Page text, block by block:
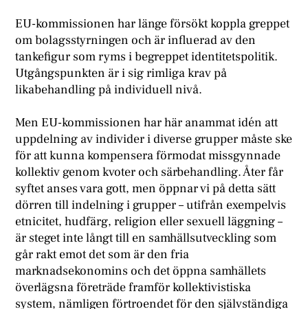
EU-kommissionen har länge försökt koppla greppet
om bolagsstyrningen och är influerad av den
tankefigur som ryms i begreppet identitetspolitik.
Utgångspunkten är i sig rimliga krav på
likabehandling på individuell nivå.
Men EU-kommissionen har här anammat idén att
uppdelning av individer i diverse grupper måste ske
för att kunna kompensera förmodat missgynnade
kollektiv genom kvoter och särbehandling. Åter får
syftet anses vara gott, men öppnar vi på detta sätt
dörren till indelning i grupper – utifrån exempelvis
etnicitet, hudfärg, religion eller sexuell läggning –
är steget inte långt till en samhällsutveckling som
går rakt emot det som är den fria
marknadsekonomins och det öppna samhällets
överlägsna företräde framför kollektivistiska
system, nämligen förtroendet för den självständiga